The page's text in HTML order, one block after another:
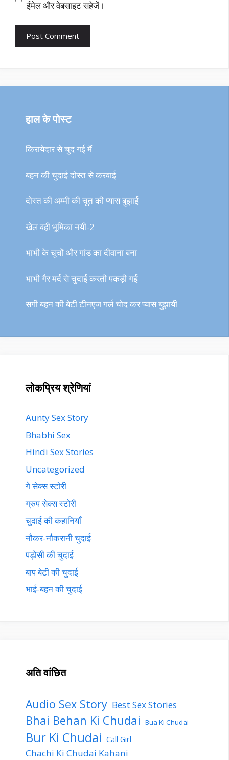
ईमेल और वेबसाइट सहेजें।
हाल के पोस्ट
किरायेदार से चुद गई मैं
बहन की चुदाई दोस्त से करवाई
दोस्त की अम्मी की चूत की प्यास बुझाई
खेल वही भूमिका नयी-2
भाभी के चूचों और गांड का दीवाना बना
भाभी गैर मर्द से चुदाई करती पकड़ी गई
सगी बहन की बेटी टीनएज गर्ल चोद कर प्यास बुझायी
लोकप्रिय श्रेणियां
Aunty Sex Story
Bhabhi Sex
Hindi Sex Stories
Uncategorized
गे सेक्स स्टोरी
ग्रुप सेक्स स्टोरी
चुदाई की कहानियाँ
नौकर-नौकरानी चुदाई
पड़ोसी की चुदाई
बाप बेटी की चुदाई
भाई-बहन की चुदाई
अति वांछित
Audio Sex Story Best Sex Stories
Bhai Behan Ki Chudai Bua Ki Chudai
Bur Ki Chudai Call Girl
Chachi Ki Chudai Kahani